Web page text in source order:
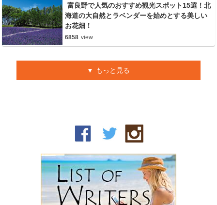
富良野で人気のおすすめ観光スポット15選！北
海道の大自然とラベンダーを始めとする美しい
お花畑！
6858 view
もっと見る